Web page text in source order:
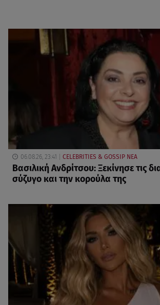
06.08.26, 23:41 CELEBRITIES & GOSSIP ΝΕΑ
Βασιλική Ανδρίτσου: Ξεκίνησε τις
σύζυγο και την κορούλα της